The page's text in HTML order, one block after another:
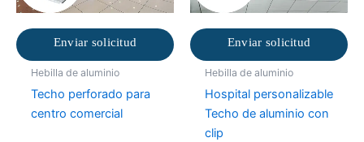
Enviar solicitud
Hebilla de aluminio
Techo perforado para
centro comercial
Enviar solicitud
Hebilla de aluminio
Hospital personalizable
Techo de aluminio con
clip